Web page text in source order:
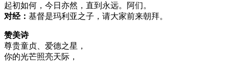
起初如何，今日亦然，直到永远。阿们。
对经： 基督是玛利亚之子，请大家前来朝拜。
赞美诗
尊贵童贞、爱德之星，
你的光芒照亮天际，